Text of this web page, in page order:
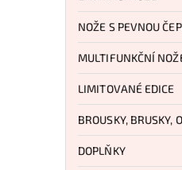
NOŽE S PEVNOU
MULTIFUNKČNÍ
LIMITOVANÉ EDICE
BROUSKY, BRUSKY,
DOPLŇKY